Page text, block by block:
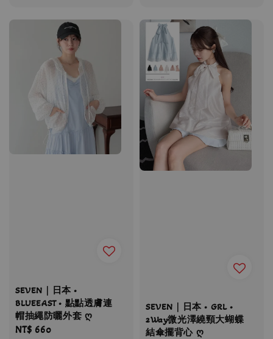
SEVEN｜日本 •
BLUEEAST • 點點透膚連
帽抽繩防曬外套 ღ
Regular
NT$ 660
SEVEN｜日本 • GRL •
2Way微光澤繞頸大蝴蝶
結傘擺背心 ღ